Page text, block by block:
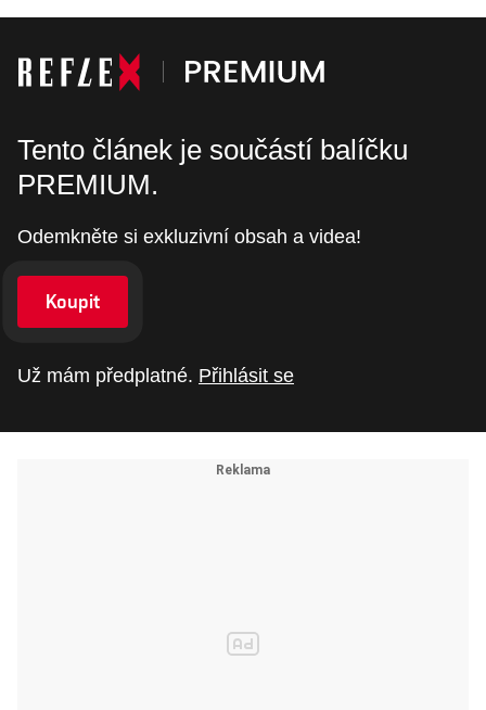
Tento článek je součástí balíčku
PREMIUM.
Odemkněte si exkluzivní obsah a videa!
Koupit
Už mám předplatné. Přihlásit se